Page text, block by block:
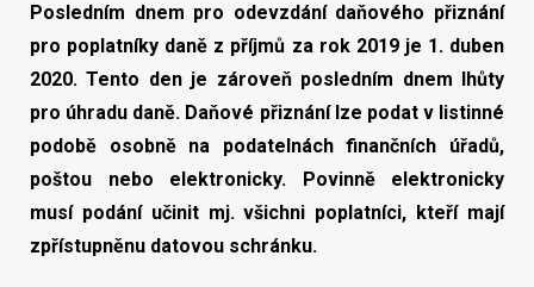
Posledním dnem pro odevzdání daňového přiznání
pro poplatníky daně z příjmů za rok 2019 je 1. duben
2020. Tento den je zároveň posledním dnem lhůty
pro úhradu daně. Daňové přiznání lze podat v listinné
podobě osobně na podatelnách finančních úřadů,
poštou nebo elektronicky. Povinně elektronicky
musí podání učinit mj. všichni poplatníci, kteří mají
zpřístupněnu datovou schránku.